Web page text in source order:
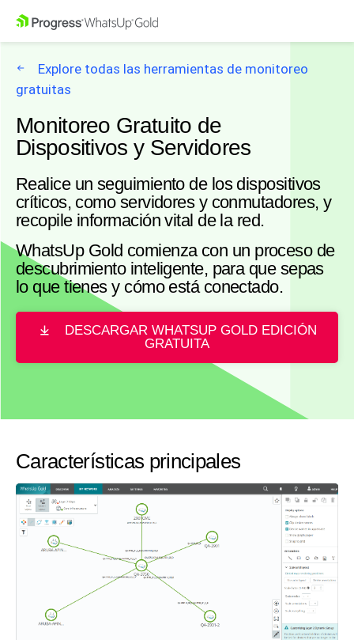
Explore todas las herramientas de monitoreo
gratuitas
Monitoreo Gratuito de
Dispositivos y Servidores
Realice un seguimiento de los dispositivos
críticos, como servidores y conmutadores, y
recopile información vital de la red.
WhatsUp Gold comienza con un proceso de
descubrimiento inteligente, para que sepas
lo que tienes y cómo está conectado.
DESCARGAR WHATSUP GOLD EDICIÓN
GRATUITA
Características principales